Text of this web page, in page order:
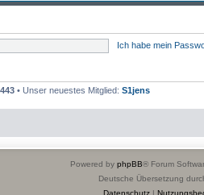
Ich habe mein
443 • Unser neuestes Mitglied: S1jens
Powered by phpBB® Forum
Deutsche Übersetzung
Datenschutz|